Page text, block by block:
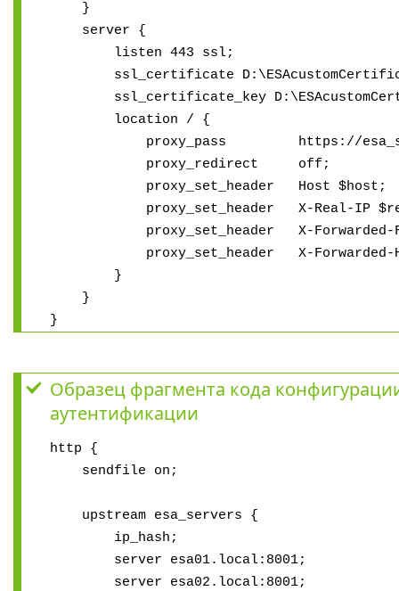
}
server {
listen 443 ssl;
ssl_certificate
ssl_certificate_key
location / {
proxy_pass https://
proxy_redirect off;
proxy_set_header Host $host;
proxy_set_header X-Real-IP
proxy_set_header X-Forwarded-For
proxy_set_header X-Forwarded-
}
}
}
Образец фрагмента кода
аутентификации
http {
sendfile on;
upstream esa_servers {
ip_hash;
server esa01.local:8001;
server esa02.local:8001;